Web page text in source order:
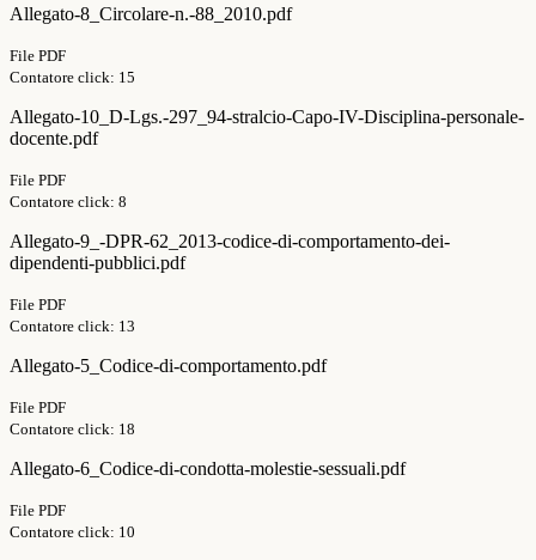
Allegato-8_Circolare-n.-88_2010.pdf
File PDF
Contatore click: 15
Allegato-10_D-Lgs.-297_94-stralcio-Capo-IV-Disciplina-personale-
docente.pdf
File PDF
Contatore click: 8
Allegato-9_-DPR-62_2013-codice-di-comportamento-dei-
dipendenti-pubblici.pdf
File PDF
Contatore click: 13
Allegato-5_Codice-di-comportamento.pdf
File PDF
Contatore click: 18
Allegato-6_Codice-di-condotta-molestie-sessuali.pdf
File PDF
Contatore click: 10